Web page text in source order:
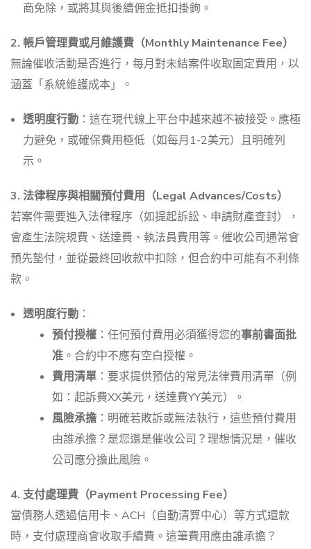
商免除，或將其與後續佣金抵扣掛鉤。
2. 帳戶管理費或月維護費（Monthly Maintenance Fee）
無論催收活動是否進行，每月對未結案件收取固定費用，以
涵蓋「系統維護成本」。
透明度行動 ：這在現代線上平台中越來越不被接受。應極
力避免，或確保費用極低（如每月1-2美元）且明確列
示。
3. 法律程序與相關預付費用（Legal Advances/Costs）
若案件需要進入法律程序（如提起訴訟、申請財產查封），
會產生法院規費、送達費、執法員費用等。催收公司通常會
預先墊付，並從最終回收款中扣除，但合約中可能有不利條
款。
透明度行動 ：
預付授權 ：任何預付費用必須獲得您的事前書面批
准 。合約中不應有空白授權。
費用清單 ：要求提供預估的常見法律費用清單（例
如：起訴費XX美元，送達費YY美元）。
風險承擔 ：明確若敗訴或無法執行，這些預付費用
由誰承擔？是您還是催收公司？理想情況是，催收
公司應分擔此風險。
4. 支付處理費（Payment Processing Fee）
當債務人透過信用卡、ACH（自動清算中心）等方式還款
時，支付處理商會收取手續費。這筆費用應由誰承擔？